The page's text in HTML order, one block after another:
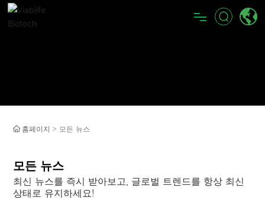
회사 소개
홈페이지 모든 뉴스
모든 뉴스
최신 뉴스를 즉시 받아보고, 글로벌 트렌드를 항상 최신
상태로 유지하세요!